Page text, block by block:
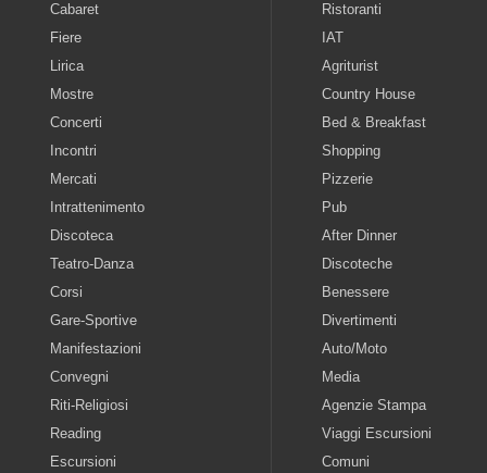
Cabaret
Fiere
Lirica
Mostre
Concerti
Incontri
Mercati
Intrattenimento
Discoteca
Teatro-Danza
Corsi
Gare-Sportive
Manifestazioni
Convegni
Riti-Religiosi
Reading
Escursioni
Ristoranti
IAT
Agriturist
Country House
Bed & Breakfast
Shopping
Pizzerie
Pub
After Dinner
Discoteche
Benessere
Divertimenti
Auto/Moto
Media
Agenzie Stampa
Viaggi Escursioni
Comuni